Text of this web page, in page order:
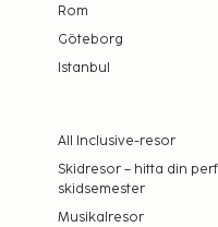
Rom
Göteborg
Istanbul
All Inclusive-resor
Skidresor – hitta din
skidsemester
Musikalresor